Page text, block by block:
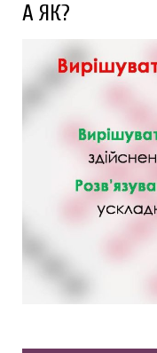
А ЯК?